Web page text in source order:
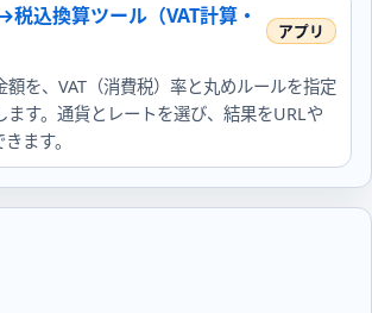
込換算ツール（VAT計算・
額を、VAT（消費税）率と丸めルールを指定
ます。通貨とレートを選び、結果をURLや
ます。